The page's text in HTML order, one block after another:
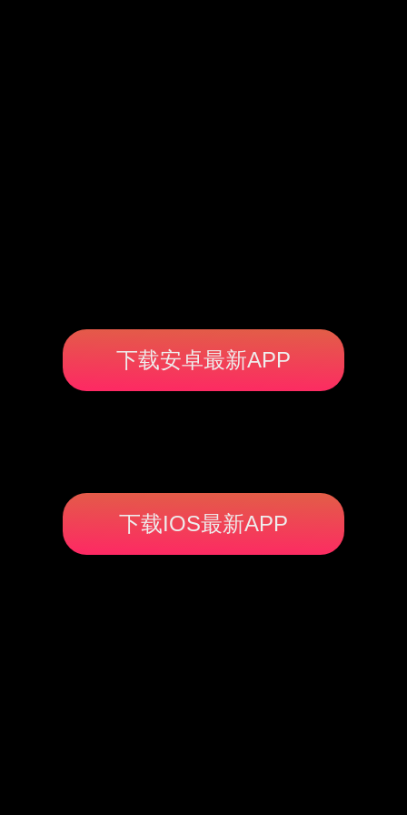
下载安卓最新APP
下载IOS最新APP